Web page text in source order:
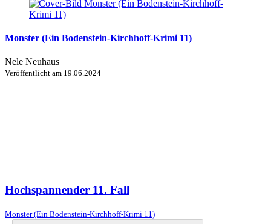
Monster (Ein Bodenstein-Kirchhoff-Krimi 11)
Nele Neuhaus
Veröffentlicht am 19.06.2024
Hochspannender 11. Fall
Monster (Ein Bodenstein-Kirchhoff-Krimi 11)